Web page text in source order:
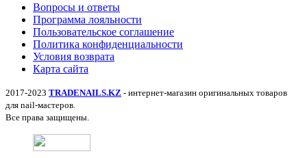
Вопросы и ответы
Программа лояльности
Пользовательское соглашение
Политика конфиденциальности
Условия возврата
Карта сайта
2017-2023 TRADENAILS.KZ - интернет-магазин оригинальных товаров
для nail-мастеров.
Все права защищены.